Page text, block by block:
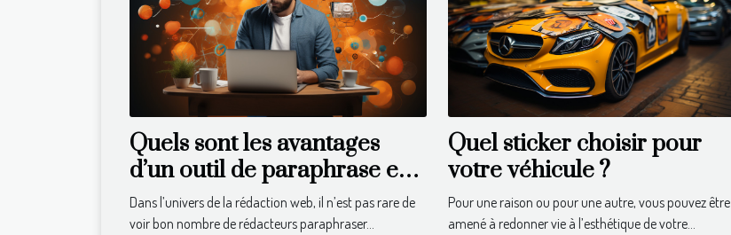
Quels sont les avantages
d’un outil de paraphrase en
ligne ?
Dans l’univers de la rédaction web, il n’est pas rare de
voir bon nombre de rédacteurs paraphraser...
Quel sticker choisir pour
votre véhicule ?
Pour une raison ou pour une autre, vous pouvez être
amené à redonner vie à l’esthétique de votre...